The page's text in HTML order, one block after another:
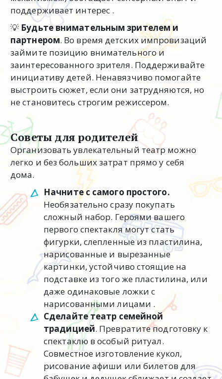
поддерживает интерес .
💡 Будьте внимательным зрителем и
партнером. Во время детских импровизаций
займите позицию внимательного и
заинтересованного зрителя. Поддерживайте
инициативу детей. Ненавязчиво помогайте
выстроить сюжет, если они затрудняются, но
не становитесь строгим режиссером.
Советы для родителей
Организовать увлекательный театр можно
легко и без больших затрат прямо у себя
дома.
Начните с самого простого.
Необязательно сразу покупать
сложный набор. Героями вашего
первого спектакля могут стать
фигурки, слепленные из пластилина,
нарисованные и вырезанные
картинки, устойчиво стоящие на
подставке из того же пластилина, или
даже одинаковые ложки с
нарисованными лицами .
Сделайте театр семейной
традицией. Превратите подготовку к
спектаклю в особый ритуал.
Совместное изготовление кукол,
рисование афиши или билетов для